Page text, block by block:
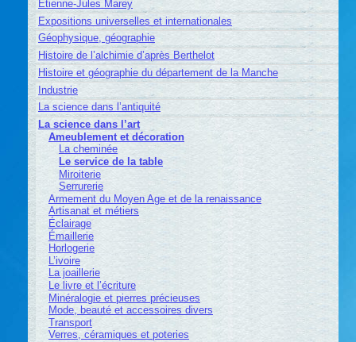
Étienne-Jules Marey
Expositions universelles et internationales
Géophysique, géographie
Histoire de l’alchimie d’après Berthelot
Histoire et géographie du département de la Manche
Industrie
La science dans l’antiquité
La science dans l’art
Ameublement et décoration
La cheminée
Le service de la table
Miroiterie
Serrurerie
Armement du Moyen Age et de la renaissance
Artisanat et métiers
Éclairage
Émaillerie
Horlogerie
L’ivoire
La joaillerie
Le livre et l’écriture
Minéralogie et pierres précieuses
Mode, beauté et accessoires divers
Transport
Verres, céramiques et poteries